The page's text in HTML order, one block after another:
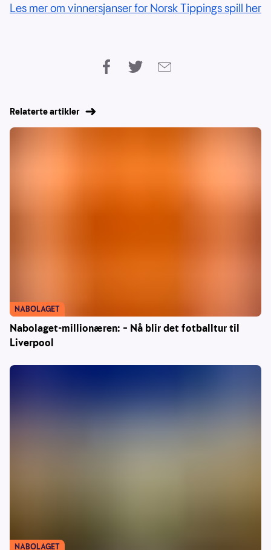
Les mer om vinnersjanser for Norsk Tippings spill her
Relaterte artikler
Nabolaget-millionæren: – Nå blir det fotballtur til
Liverpool
NABOLAGET
NABOLAGET